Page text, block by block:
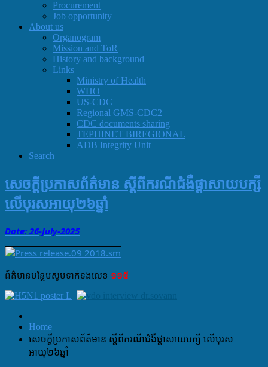
Procurement
Job opportunity
About us
Organogram
Mission and ToR
History and background
Links
Ministry of Health
WHO
US-CDC
Regional GMS-CDC2
CDC documents sharing
TEPHINET BIREGIONAL
ADB Integrity Unit
Search
សេចក្តីប្រកាសព័ត៌មាន ស្តីពីករណីជំងឺផ្តាសាយបក្សី
លើបុរសអាយុ២៦ឆ្នាំ
Date: 26-July-2025
ព័ត៌មាន​បន្ថែម​សូម​ទាក់ទង​លេខ​ ១១៥
Home
សេចក្តីប្រកាសព័ត៌មាន ស្តីពីករណីជំងឺផ្តាសាយបក្សី លើបុរស
អាយុ២៦ឆ្នាំ